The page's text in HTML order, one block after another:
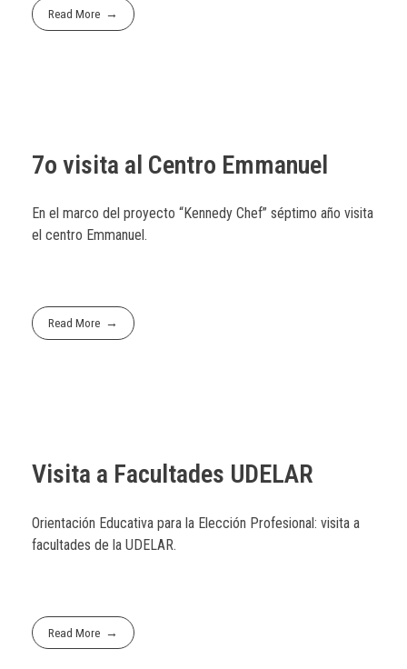
Read More
7o visita al Centro Emmanuel
En el marco del proyecto “Kennedy Chef” séptimo año visita
el centro Emmanuel.
Read More
Visita a Facultades UDELAR
Orientación Educativa para la Elección Profesional: visita a
facultades de la UDELAR.
Read More